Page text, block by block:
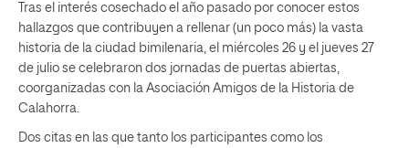
Tras el interés cosechado el año pasado por conocer estos
hallazgos que contribuyen a rellenar (un poco más) la vasta
historia de la ciudad bimilenaria, el miércoles 26 y el jueves 27
de julio se celebraron dos jornadas de puertas abiertas,
coorganizadas con la Asociación Amigos de la Historia de
Calahorra.
Dos citas en las que tanto los participantes como los